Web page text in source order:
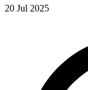
20 Jul 2025